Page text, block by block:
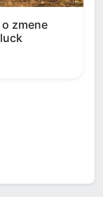
zmene